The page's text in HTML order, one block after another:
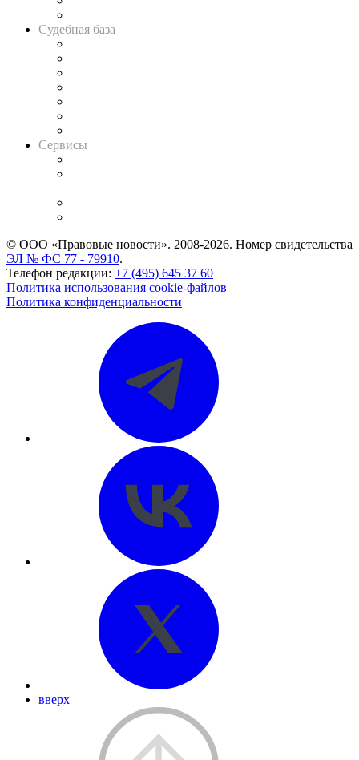
Судебная база
Сервисы
© ООО «Правовые новости». 2008-2026. Номер свидетельства
ЭЛ № ФС 77 - 79910.
Телефон редакции: +7 (495) 645 37 60
Политика использования cookie-файлов
Политика конфиденциальности
вверх